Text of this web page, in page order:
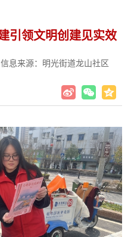
引领文明创建见实效
信息来源：明光街道龙山社区